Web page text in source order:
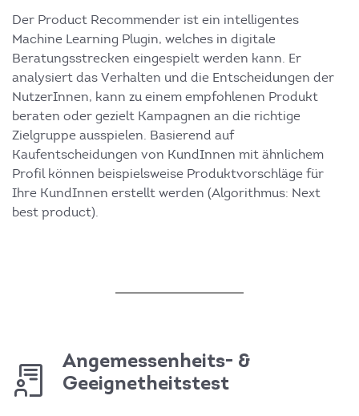
Der Product Recommender ist ein intelligentes
Machine Learning Plugin, welches in digitale
Beratungsstrecken eingespielt werden kann. Er
analysiert das Verhalten und die Entscheidungen der
NutzerInnen, kann zu einem empfohlenen Produkt
beraten oder gezielt Kampagnen an die richtige
Zielgruppe ausspielen. Basierend auf
Kaufentscheidungen von KundInnen mit ähnlichem
Profil können beispielsweise Produktvorschläge für
Ihre KundInnen erstellt werden (Algorithmus: Next
best product).
Angemessenheits- &
Geeignetheitstest